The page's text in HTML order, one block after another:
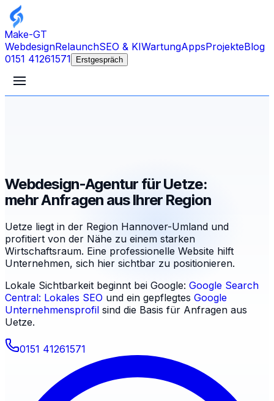
Make-GT
WebdesignRelaunchSEO & KIWartungAppsProjekteBlog
0151 41261571
Erstgespräch
Webdesign-Agentur für Uetze:
mehr Anfragen aus Ihrer Region
Uetze liegt in der Region Hannover-Umland und
profitiert von der Nähe zu einem starken
Wirtschaftsraum. Eine professionelle Website hilft
Unternehmen, sich hier sichtbar zu positionieren.
Lokale Sichtbarkeit beginnt bei Google: Google Search
Central: Lokales SEO und ein gepflegtes Google
Unternehmensprofil sind die Basis für Anfragen aus
Uetze.
0151 41261571